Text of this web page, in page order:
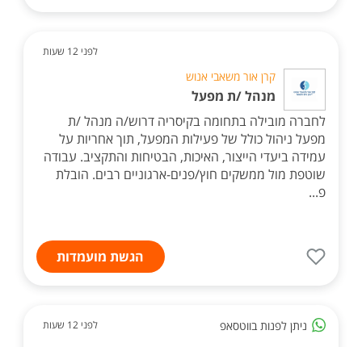
לפני 12 שעות
קרן אור משאבי אנוש
מנהל /ת מפעל
לחברה מובילה בתחומה בקיסריה דרוש/ה מנהל /ת
מפעל ניהול כולל של פעילות המפעל, תוך אחריות על
עמידה ביעדי הייצור, האיכות, הבטיחות והתקציב. עבודה
שוטפת מול ממשקים חוץ/פנים-ארגוניים רבים. הובלת
פ...
הגשת מועמדות
ניתן לפנות בווטסאפ לפני 12 שעות